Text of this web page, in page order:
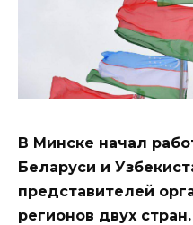
В Минске начал
Беларуси и
представителей
регионов двух